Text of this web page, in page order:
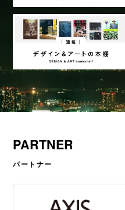
PARTNER
パートナー